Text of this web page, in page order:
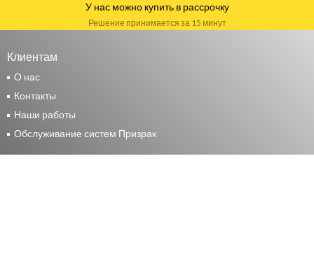
У нас можно купить в рассрочку
Решение принимается за 15 минут
Клиентам
О нас
Контакты
Наши работы
Обслуживание систем Призрак